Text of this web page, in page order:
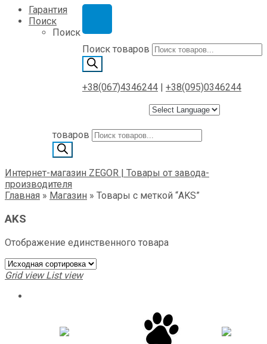
Поиск товаров
+38(067)4346244 +38(095)0346244
Гарантия
Поиск
Поиск
товаров
Интернет-магазин ZEGOR | Товары от завода-
производителя
Главная » Магазин » Товары с меткой “AKS”
AKS
Отображение единственного товара
Grid view List view